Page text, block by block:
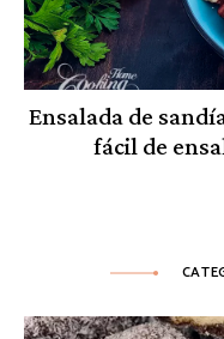
Ensalada de
fácil de